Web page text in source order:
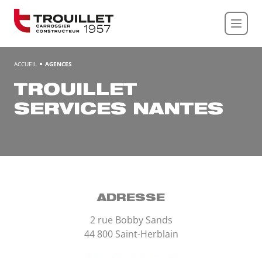
ACCUEIL AGENCES
TROUILLET
SERVICES NANTES
2 rue Bobby Sands
44 800 Saint-Herblain
Panneau de gestion des cookies